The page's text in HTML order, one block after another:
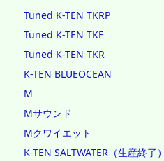
Tuned K-TEN TKRP
Tuned K-TEN TKF
Tuned K-TEN TKR
K-TEN BLUEOCEAN
M
Mサウンド
Mクワイエット
K-TEN SALTWATER（生産終了）